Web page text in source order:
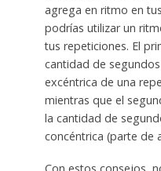
agrega en ritmo en
podrías utilizar un
tus repeticiones. El
cantidad de
excéntrica de una
mientras que el
la cantidad de
concéntrica (parte de
Con estos consejos,